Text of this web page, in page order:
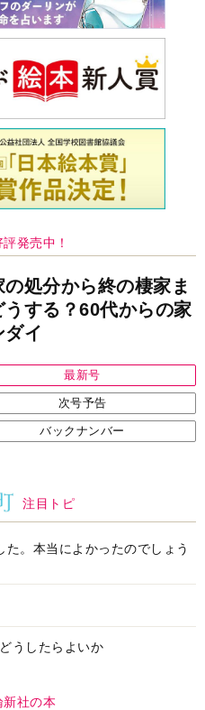
発売中！
の処分から終の棲家ま
うする？60代からの家
ダイ
最新号
次号予告
バックナンバー
注目トピ
。本当によかったのでしょう
うしたらよいか
社の本